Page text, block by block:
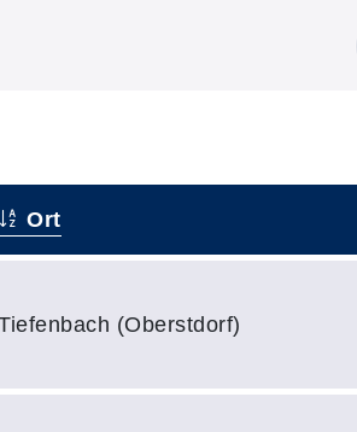
Ort
(Oberstdorf)